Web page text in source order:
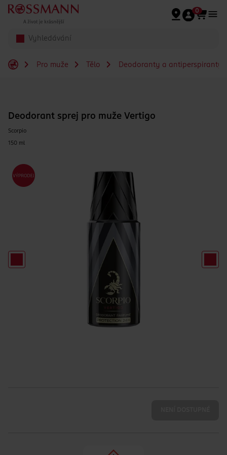
Přeskočit na hlavmní obsah
0
Pro muže Tělo Deodoranty a antiperspiranty
Deodorant sprej pro muže Vertigo
Scorpio
150 ml